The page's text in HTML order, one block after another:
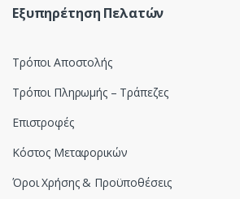
Εξυπηρέτηση Πελατών
Τρόποι Αποστολής
Τρόποι Πληρωμής – Τράπεζες
Επιστροφές
Κόστος Μεταφορικών
Όροι Χρήσης & Προϋποθέσεις